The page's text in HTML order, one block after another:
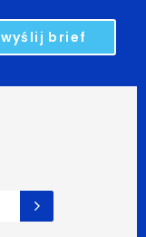
wyślij brief